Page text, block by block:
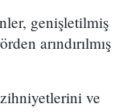
genişletilmiş
arındırılmış
ve